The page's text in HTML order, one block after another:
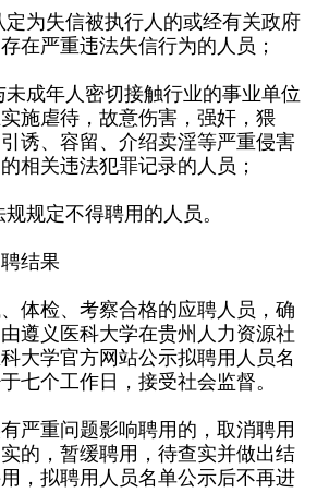
为失信被执行人的或经有关政府
在严重违法失信行为的人员；
成年人密切接触行业的事业单位
施虐待，故意伤害，强奸，猥
诱、容留、介绍卖淫等严重侵害
相关违法犯罪记录的人员；
定不得聘用的人员。
结果
检、考察合格的应聘人员，确
遵义医科大学在贵州人力资源社
大学官方网站公示拟聘用人员名
七个工作日，接受社会监督。
重问题影响聘用的，取消聘用
的，暂缓聘用，待查实并做出结
，拟聘用人员名单公示后不再进